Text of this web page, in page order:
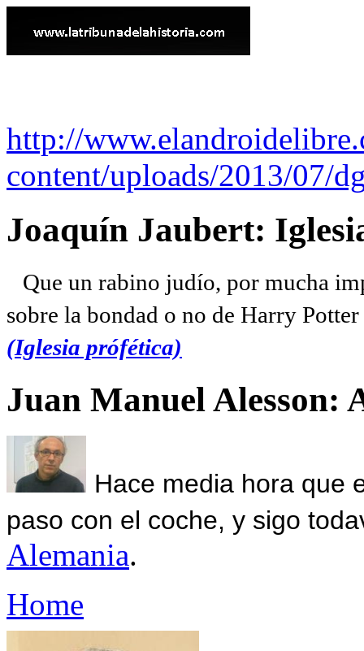
http://
content/uploads/2013/07/
Joaquín Jaubert:
Que un rabino judío, por mucha
sobre la bondad o no de Harry
(Iglesia prófética)
Juan Manuel Alesson:
Hace media hora que
paso con el coche, y sigo
Alemania.
Home